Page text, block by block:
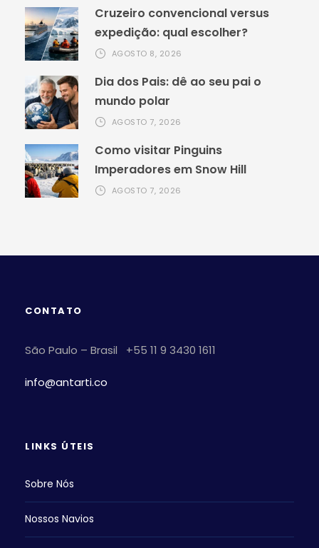
Cruzeiro convencional versus
expedição: qual escolher?
AGOSTO 8, 2026
Dia dos Pais: dê ao seu pai o
mundo polar
AGOSTO 7, 2026
Como visitar Pinguins
Imperadores em Snow Hill
AGOSTO 7, 2026
CONTATO
São Paulo – Brasil +55 11 9 3430 1611
info@antarti.co
LINKS ÚTEIS
Sobre Nós
Nossos Navios